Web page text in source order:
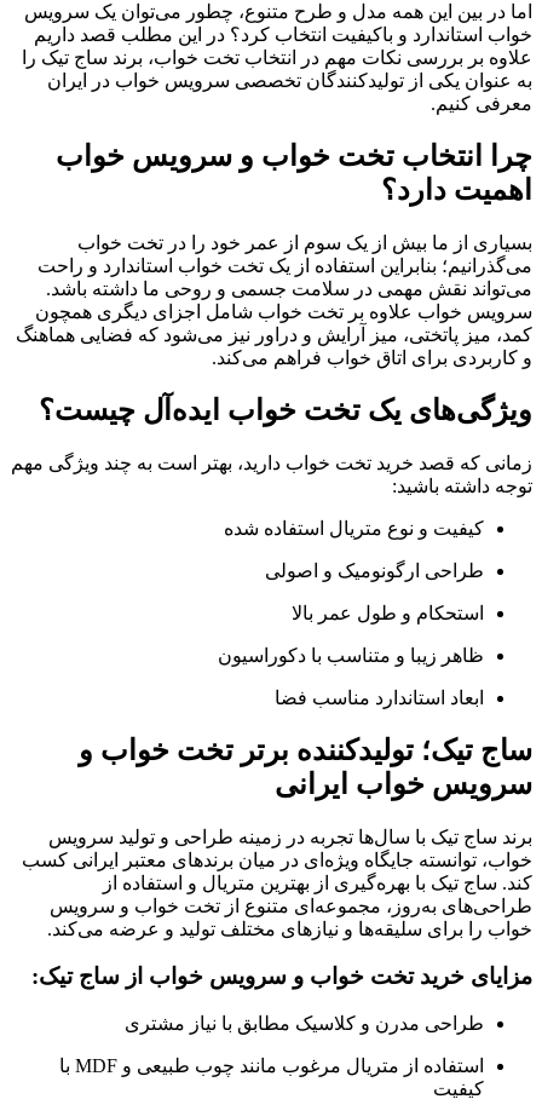
اما در بین این همه مدل و طرح متنوع، چطور می‌توان یک سرویس
خواب استاندارد و باکیفیت انتخاب کرد؟ در این مطلب قصد داریم
علاوه بر بررسی نکات مهم در انتخاب تخت خواب، برند ساج تیک را
به عنوان یکی از تولیدکنندگان تخصصی سرویس خواب در ایران
معرفی کنیم.
چرا انتخاب تخت خواب و سرویس خواب
اهمیت دارد؟
بسیاری از ما بیش از یک سوم از عمر خود را در تخت خواب
می‌گذرانیم؛ بنابراین استفاده از یک تخت خواب استاندارد و راحت
می‌تواند نقش مهمی در سلامت جسمی و روحی ما داشته باشد.
سرویس خواب علاوه بر تخت خواب شامل اجزای دیگری همچون
کمد، میز پاتختی، میز آرایش و دراور نیز می‌شود که فضایی هماهنگ
و کاربردی برای اتاق خواب فراهم می‌کند.
ویژگی‌های یک تخت خواب ایده‌آل چیست؟
زمانی که قصد خرید تخت خواب دارید، بهتر است به چند ویژگی مهم
توجه داشته باشید:
کیفیت و نوع متریال استفاده شده
طراحی ارگونومیک و اصولی
استحکام و طول عمر بالا
ظاهر زیبا و متناسب با دکوراسیون
ابعاد استاندارد مناسب فضا
ساج تیک؛ تولیدکننده برتر تخت خواب و
سرویس خواب ایرانی
برند ساج تیک با سال‌ها تجربه در زمینه طراحی و تولید سرویس
خواب، توانسته جایگاه ویژه‌ای در میان برندهای معتبر ایرانی کسب
کند. ساج تیک با بهره‌گیری از بهترین متریال و استفاده از
طراحی‌های به‌روز، مجموعه‌ای متنوع از تخت خواب و سرویس
خواب را برای سلیقه‌ها و نیازهای مختلف تولید و عرضه می‌کند.
مزایای خرید تخت خواب و سرویس خواب از ساج تیک:
طراحی مدرن و کلاسیک مطابق با نیاز مشتری
استفاده از متریال مرغوب مانند چوب طبیعی و MDF با
کیفیت